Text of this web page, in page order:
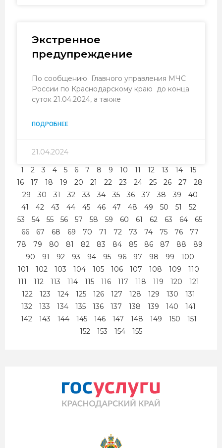
Экстренное
предупреждение
По сообщению Главного управления МЧС
России по Краснодарскому краю до конца
суток 21.04.2024, а также
ПОДРОБНЕЕ
21.04.2024
1
2 3 4 5 6 7 8 9 10 11 12 13 14
15
16
17 18 19 20 21 22 23 24 25 26 27
28
29
30 31 32 33 34 35 36 37 38 39
40
41
42 43 44 45 46 47 48 49 50 51
52
53
54 55 56 57 58 59 60 61 62 63 64
65
66
67 68 69 70 71 72 73 74 75 76
77
78
79 80 81 82 83 84 85 86 87 88
89
90
91 92 93 94 95 96 97 98 99
100
101
102 103 104 105 106 107 108 109
110
111
112 113 114 115 116 117 118 119 120
121
122
123 124 125 126 127 128 129 130
131
132
133 134 135 136 137 138 139 140
141
142
143 144 145 146 147 148 149 150
151
152
153 154 155